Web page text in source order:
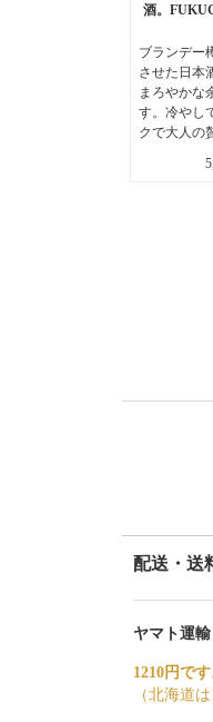
酒。
ブランデー
させた日本
まろやかな
す。冷やし
クで大人の
配送・送
ヤマト運輸
1210円です
（北海道